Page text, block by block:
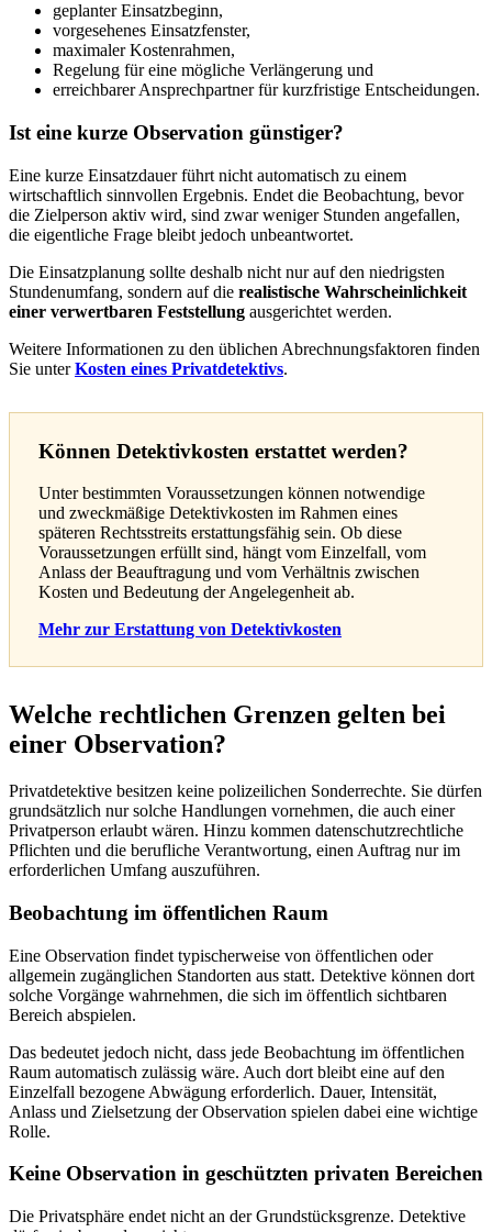
geplanter Einsatzbeginn,
vorgesehenes Einsatzfenster,
maximaler Kostenrahmen,
Regelung für eine mögliche Verlängerung und
erreichbarer Ansprechpartner für kurzfristige Entscheidungen.
Ist eine kurze Observation günstiger?
Eine kurze Einsatzdauer führt nicht automatisch zu einem
wirtschaftlich sinnvollen Ergebnis. Endet die Beobachtung, bevor
die Zielperson aktiv wird, sind zwar weniger Stunden angefallen,
die eigentliche Frage bleibt jedoch unbeantwortet.
Die Einsatzplanung sollte deshalb nicht nur auf den niedrigsten
Stundenumfang, sondern auf die realistische Wahrscheinlichkeit
einer verwertbaren Feststellung ausgerichtet werden.
Weitere Informationen zu den üblichen Abrechnungsfaktoren finden
Sie unterKosten eines Privatdetektivs.
Können Detektivkosten erstattet werden?
Unter bestimmten Voraussetzungen können notwendige
und zweckmäßige Detektivkosten im Rahmen eines
späteren Rechtsstreits erstattungsfähig sein. Ob diese
Voraussetzungen erfüllt sind, hängt vom Einzelfall, vom
Anlass der Beauftragung und vom Verhältnis zwischen
Kosten und Bedeutung der Angelegenheit ab.
Mehr zur Erstattung von Detektivkosten
Welche rechtlichen Grenzen gelten bei
einer Observation?
Privatdetektive besitzen keine polizeilichen Sonderrechte. Sie dürfen
grundsätzlich nur solche Handlungen vornehmen, die auch einer
Privatperson erlaubt wären. Hinzu kommen datenschutzrechtliche
Pflichten und die berufliche Verantwortung, einen Auftrag nur im
erforderlichen Umfang auszuführen.
Beobachtung im öffentlichen Raum
Eine Observation findet typischerweise von öffentlichen oder
allgemein zugänglichen Standorten aus statt. Detektive können dort
solche Vorgänge wahrnehmen, die sich im öffentlich sichtbaren
Bereich abspielen.
Das bedeutet jedoch nicht, dass jede Beobachtung im öffentlichen
Raum automatisch zulässig wäre. Auch dort bleibt eine auf den
Einzelfall bezogene Abwägung erforderlich. Dauer, Intensität,
Anlass und Zielsetzung der Observation spielen dabei eine wichtige
Rolle.
Keine Observation in geschützten privaten Bereichen
Die Privatsphäre endet nicht an der Grundstücksgrenze. Detektive